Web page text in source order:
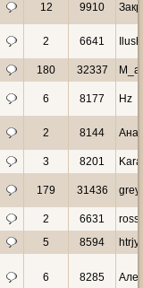
12 9910
2 6641
180 32337
6 8177 Hz
2 8144
3 8201
179 31436
2 6631
5 8594
6 8285